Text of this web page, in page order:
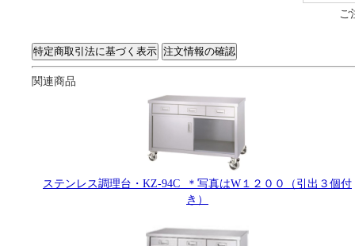
ご
関連商品
ステンレス調理台・KZ-94C ＊写真はW１２００（引出３個付
き）